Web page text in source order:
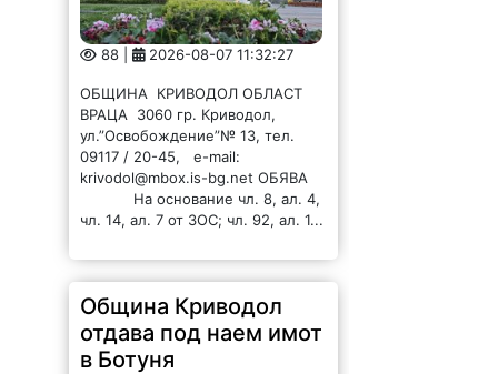
88 | 2026-08-07 11:32:27
ОБЩИНА КРИВОДОЛ ОБЛАСТ
ВРАЦА 3060 гр. Криводол,
ул.”Освобождение”№ 13, тел.
09117 / 20-45, e-mail:
krivodol@mbox.is-bg.net ОБЯВА
На основание чл. 8, ал. 4,
чл. 14, ал. 7 от ЗОС; чл. 92, ал. 1...
Община Криводол
отдава под наем имот
в Ботуня